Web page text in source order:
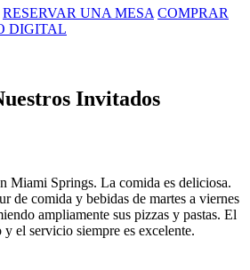
RESERVAR UNA MESA COMPRAR
DIGITAL
Invitados
Miami Springs. La comida es deliciosa.
de comida y bebidas de martes a viernes
ampliamente sus pizzas y pastas. El
el servicio siempre es excelente.